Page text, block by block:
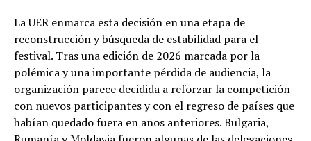
La UER enmarca esta decisión en una etapa de
reconstrucción y búsqueda de estabilidad para el
festival. Tras una edición de 2026 marcada por la
polémica y una importante pérdida de audiencia, la
organización parece decidida a reforzar la competición
con nuevos participantes y con el regreso de países que
habían quedado fuera en años anteriores. Bulgaria,